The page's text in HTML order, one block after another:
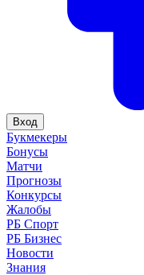
Вход
Букмекеры
Бонусы
Матчи
Прогнозы
Конкурсы
Жалобы
РБ Спорт
РБ Бизнес
Новости
Знания